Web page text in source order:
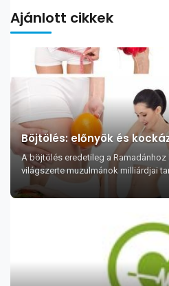
Ajánlott cikkek
Böjtölés: előnyök és
A böjtölés eredetileg a
világszerte muzulmánok milliárdjai